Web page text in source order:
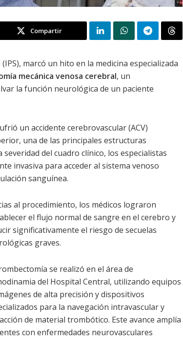
Compartir
marcó un hito en la medicina especializada
mecánica venosa cerebral, un
la función neurológica de un paciente
un accidente cerebrovascular (ACV)
una de las principales estructuras
del cuadro clínico, los especialistas
invasiva para acceder al sistema venoso
sanguínea.
al procedimiento, los médicos lograron
el flujo normal de sangre en el cerebro y
significativamente el riesgo de secuelas
graves.
se realizó en el área de
del Hospital Central, utilizando equipos
de alta precisión y dispositivos
para la navegación intravascular y
de material trombótico. Este avance amplía
con enfermedades neurovasculares